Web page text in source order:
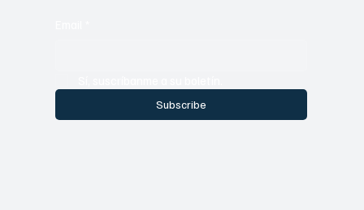
Subscribe